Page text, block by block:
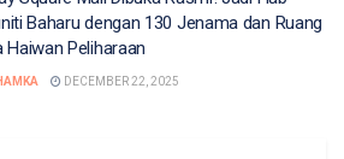
Baharu dengan 130 Jenama dan Ruang
Haiwan Peliharaan
DECEMBER 22, 2025